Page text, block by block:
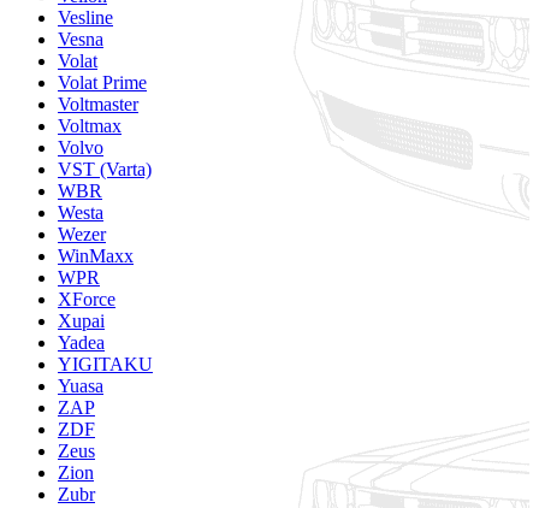
Vesline
Vesna
Volat
Volat Prime
Voltmaster
Voltmax
Volvo
VST (Varta)
WBR
Westa
Wezer
WinMaxx
WPR
XForce
Xupai
Yadea
YIGITAKU
Yuasa
ZAP
ZDF
Zeus
Zion
Zubr